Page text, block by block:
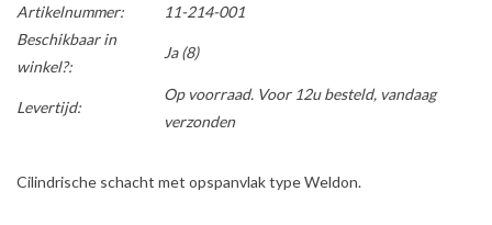
Verspaanbaar materiaal |
Artikelnummer:
11-214-001
Beschikbaar in
winkel?:
Ja(8)
Levertijd:
Op voorraad. Voor 12u besteld, vandaag
verzonden
Cilindrische schacht met opspanvlak type Weldon.